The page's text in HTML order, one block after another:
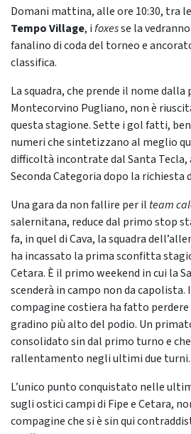
Domani mattina, alle ore 10:30, tra
Tempo Village, ifoxesse la
fanalino di coda del torneo e
classifica.
La squadra, che prende il nome
Montecorvino Pugliano, non è
questa stagione. Sette i gol fatti,
numeri che sintetizzano al meglio
difficoltà incontrate dal Santa
Seconda Categoria dopo la richiesta
Una gara da non fallire per il team
salernitana, reduce dal primo stop
fa, in quel di Cava, la squadra
ha incassato la prima sconfitta
Cetara. È il primo weekend in cui la
scenderà in campo non da
compagine costiera ha fatto
gradino più alto del podio. Un
consolidato sin dal primo turno e
rallentamento negli ultimi due turni.
L’unico punto conquistato nelle
sugli ostici campi di Fipe e Cetara,
compagine che si è sin qui